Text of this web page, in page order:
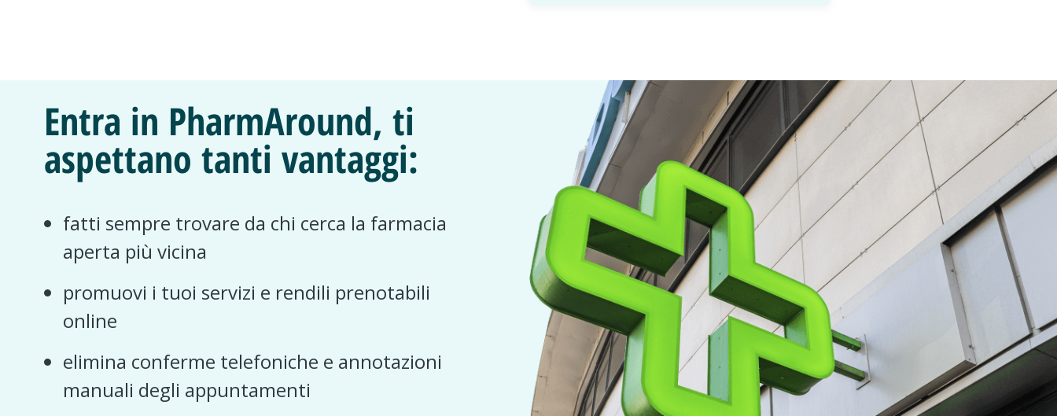
Entra in PharmAround, ti
aspettano tanti vantaggi:
fatti sempre trovare da chi cerca la farmacia
aperta più vicina
promuovi i tuoi servizi e rendili prenotabili
online
elimina conferme telefoniche e annotazioni
manuali degli appuntamenti